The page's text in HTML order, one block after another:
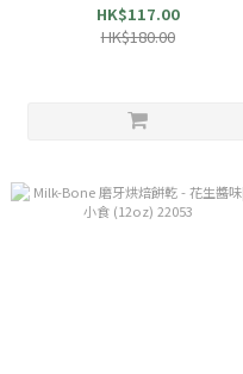
HK$117.00
HK$180.00